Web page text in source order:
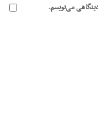
می‌نویسم.